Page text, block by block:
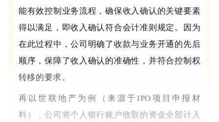
能有效控制业务流程，确保收入确认的关键要素
得以满足，即收入确认符合会计准则规定。因为
在此过程中，公司明确了收款与业务开通的先后
顺序，保障了收入确认的准确性，并符合控制权
转移的要求。
再以世联地产为例（来源于IPO项目申报材
料），公司将个人银行账户收取的资金全部计入